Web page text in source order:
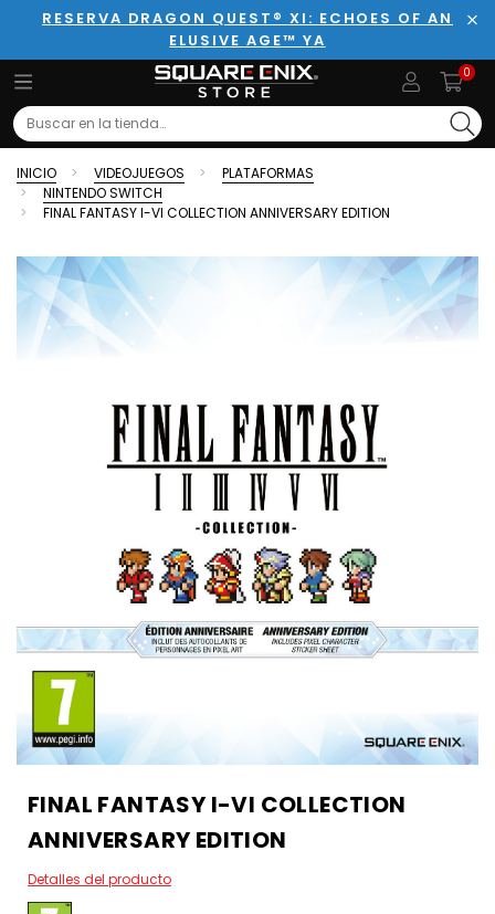
RESERVA DRAGON QUEST® XI: ECHOES OF AN
ELUSIVE AGE™ YA
0
Search
INICIO VIDEOJUEGOS
PLATAFORMAS
NINTENDO SWITCH
FINAL FANTASY I-VI COLLECTION ANNIVERSARY EDITION
FINAL FANTASY I-VI COLLECTION
ANNIVERSARY EDITION
Detalles del producto